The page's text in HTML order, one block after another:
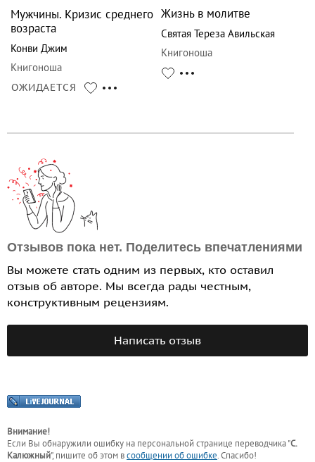
Мужчины. Кризис среднего
возраста
Конви Джим
Книгоноша
ОЖИДАЕТСЯ
Жизнь в молитве
Святая Тереза Авильская
Книгоноша
Отзывов пока нет. Поделитесь впечатлениями
Вы можете стать одним из первых, кто оставил
отзыв об авторе. Мы всегда рады честным,
конструктивным рецензиям.
Написать отзыв
Внимание!
Если Вы обнаружили ошибку на персональной странице переводчика "С.
Калюжный", пишите об этом всообщении об ошибке. Спасибо!